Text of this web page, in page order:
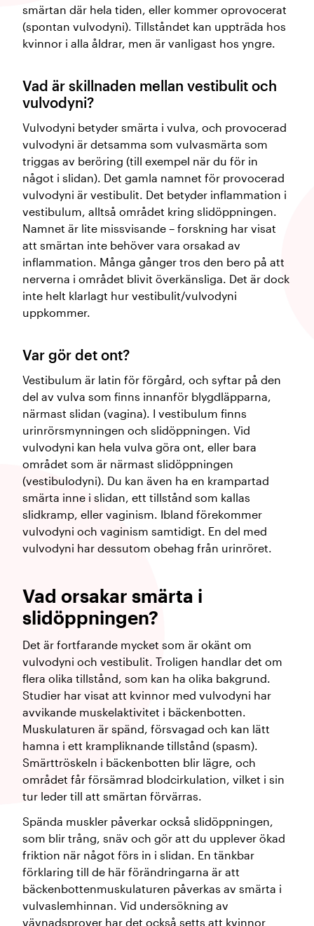
smärtan där hela tiden, eller kommer oprovocerat
(spontan vulvodyni). Tillståndet kan uppträda hos
kvinnor i alla åldrar, men är vanligast hos yngre.
Vad är skillnaden mellan vestibulit och
vulvodyni?
Vulvodyni betyder smärta i vulva, och provocerad
vulvodyni är detsamma som vulvasmärta som
triggas av beröring (till exempel när du för in
något i slidan). Det gamla namnet för provocerad
vulvodyni är vestibulit. Det betyder inflammation i
vestibulum, alltså området kring slidöppningen.
Namnet är lite missvisande – forskning har visat
att smärtan inte behöver vara orsakad av
inflammation. Många gånger tros den bero på att
nerverna i området blivit överkänsliga. Det är dock
inte helt klarlagt hur vestibulit/vulvodyni
uppkommer.
Var gör det ont?
Vestibulum är latin för förgård, och syftar på den
del av vulva som finns innanför blygdläpparna,
närmast slidan (vagina). I vestibulum finns
urinrörsmynningen och slidöppningen. Vid
vulvodyni kan hela vulva göra ont, eller bara
området som är närmast slidöppningen
(vestibulodyni). Du kan även ha en krampartad
smärta inne i slidan, ett tillstånd som kallas
slidkramp, eller vaginism. Ibland förekommer
vulvodyni och vaginism samtidigt. En del med
vulvodyni har dessutom obehag från urinröret.
Vad orsakar smärta i
slidöppningen?
Det är fortfarande mycket som är okänt om
vulvodyni och vestibulit. Troligen handlar det om
flera olika tillstånd, som kan ha olika bakgrund.
Studier har visat att kvinnor med vulvodyni har
avvikande muskelaktivitet i bäckenbotten.
Muskulaturen är spänd, försvagad och kan lätt
hamna i ett krampliknande tillstånd (spasm).
Smärttröskeln i bäckenbotten blir lägre, och
området får försämrad blodcirkulation, vilket i sin
tur leder till att smärtan förvärras.
Spända muskler påverkar också slidöppningen,
som blir trång, snäv och gör att du upplever ökad
friktion när något förs in i slidan. En tänkbar
förklaring till de här förändringarna är att
bäckenbottenmuskulaturen påverkas av smärta i
vulvaslemhinnan. Vid undersökning av
vävnadsprover har det också setts att kvinnor